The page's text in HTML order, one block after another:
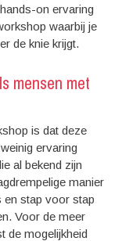
on ervaring
waarbij je
de knie krijgt.
mensen met
is dat deze
ervaring
al bekend zijn
manier
en stap voor stap
Voor de meer
de mogelijkheid